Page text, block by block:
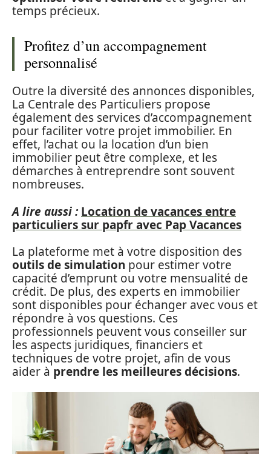
temps précieux.
Profitez d’un accompagnement
personnalisé
Outre la diversité des annonces disponibles,
La Centrale des Particuliers propose
également des services d’accompagnement
pour faciliter votre projet immobilier. En
effet, l’achat ou la location d’un bien
immobilier peut être complexe, et les
démarches à entreprendre sont souvent
nombreuses.
A lire aussi : Location de vacances entre
particuliers sur papfr avec Pap Vacances
La plateforme met à votre disposition des
outils de simulation pour estimer votre
capacité d’emprunt ou votre mensualité de
crédit. De plus, des experts en immobilier
sont disponibles pour échanger avec vous et
répondre à vos questions. Ces
professionnels peuvent vous conseiller sur
les aspects juridiques, financiers et
techniques de votre projet, afin de vous
aider à prendre les meilleures décisions.